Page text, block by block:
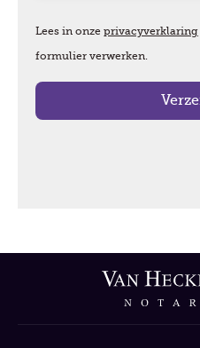
Lees in onze privacyverklaring
formulier verwerken.